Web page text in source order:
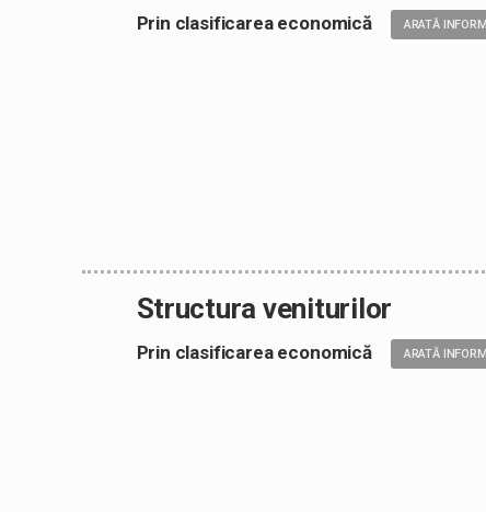
Prin clasificarea economică ARATĂ
Structura veniturilor
Prin clasificarea economică ARATĂ